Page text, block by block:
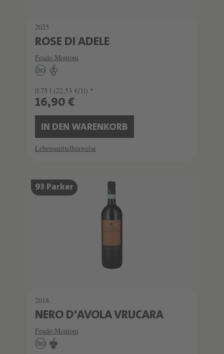
2025
ROSE DI ADELE
Feudo Montoni
0.75 l (22,53 €/1l) *
16,90 €
IN DEN WARENKORB
Lebensmittelhinweise
93 Parker
2018
NERO D'AVOLA VRUCARA
Feudo Montoni